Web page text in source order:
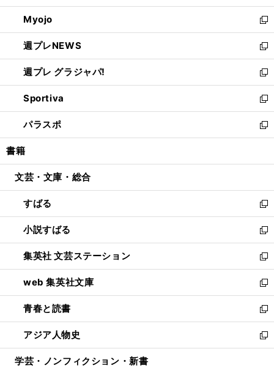
開
く
ウ
で
開
く
ン
ド
ウ
で
開
く
ウ
ィ
ン
ド
ウ
で
開
く
Myojo
新
し
い
ウ
ィ
ン
ド
ウ
で
開
週プレNEWS
新
し
い
ウ
ィ
ン
ド
ウ
開
週プレ グラジャパ!
新
し
い
ウ
ィ
ン
ウ
開
く
Sportiva
新
し
い
ウ
ン
ウ
で
開
く
パラスポ
新
し
ウ
ン
ド
ウ
で
開
く
書籍
文芸・文庫・総合
すばる
新
し
い
ウ
ィ
ン
ド
ウ
で
開
く
小説すばる
新
し
い
ウ
ィ
ン
ド
ウ
で
開
集英社 文芸ステーション
新
し
い
ウ
ィ
ン
ド
ウ
web 集英社文庫
新
し
い
ウ
ィ
ン
青春と読書
新
し
い
ウ
アジア人物史
新
し
学芸・ノンフィクション・新書